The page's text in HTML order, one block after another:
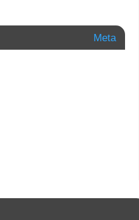
Meta